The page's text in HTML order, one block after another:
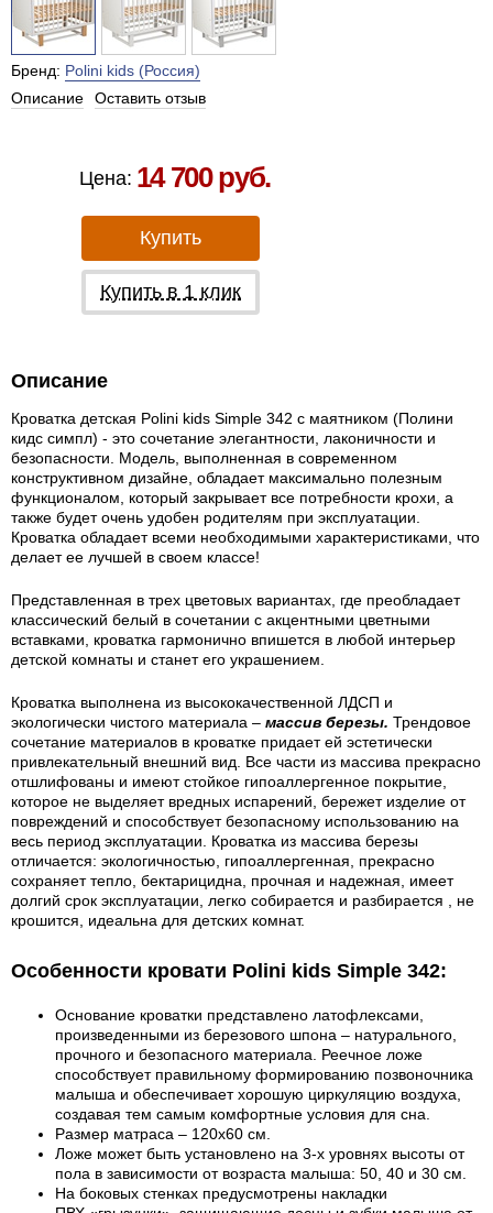
Бренд: Polini kids (Россия)
Описание
Оставить отзыв
Цена: 14 700 руб.
Купить
Купить в 1 клик
Описание
Кроватка детская Polini kids Simple 342 с маятником (Полини
кидс симпл) - это сочетание элегантности, лаконичности и
безопасности. Модель, выполненная в современном
конструктивном дизайне, обладает максимально полезным
функционалом, который закрывает все потребности крохи, а
также будет очень удобен родителям при эксплуатации.
Кроватка обладает всеми необходимыми характеристиками, что
делает ее лучшей в своем классе!
Представленная в трех цветовых вариантах, где преобладает
классический белый в сочетании с акцентными цветными
вставками, кроватка гармонично впишется в любой интерьер
детской комнаты и станет его украшением.
Кроватка выполнена из высококачественной ЛДСП и
экологически чистого материала – массив березы. Трендовое
сочетание материалов в кроватке придает ей эстетически
привлекательный внешний вид. Все части из массива прекрасно
отшлифованы и имеют стойкое гипоаллергенное покрытие,
которое не выделяет вредных испарений, бережет изделие от
повреждений и способствует безопасному использованию на
весь период эксплуатации. Кроватка из массива березы
отличается: экологичностью, гипоаллергенная, прекрасно
сохраняет тепло, бектарицидна, прочная и надежная, имеет
долгий срок эксплуатации, легко собирается и разбирается , не
крошится, идеальна для детских комнат.
Особенности кровати Polini kids Simple 342:
Основание кроватки представлено латофлексами
произведенными из березового шпона – натурального,
прочного и безопасного материала. Реечное ложе
способствует правильному формированию позвоночника
малыша и обеспечивает хорошую циркуляцию воздуха,
создавая тем самым комфортные условия для сна.
Размер матраса – 1 20х60 см
Ложе может быть установлено на 3-х уровнях высоты от
пола в зависимости от возраста малыша: 50, 40 и 30 см.
На боковых стенках предусмотрены накладки